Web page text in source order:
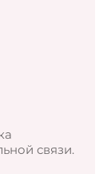
связи.